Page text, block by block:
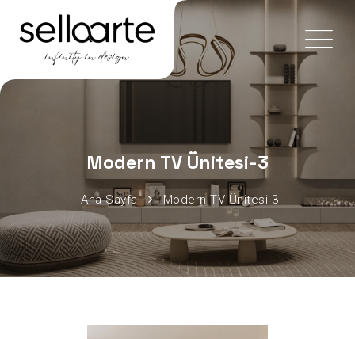
Modern TV Ünitesi-3
Ana Sayfa Modern TV Ünitesi-3